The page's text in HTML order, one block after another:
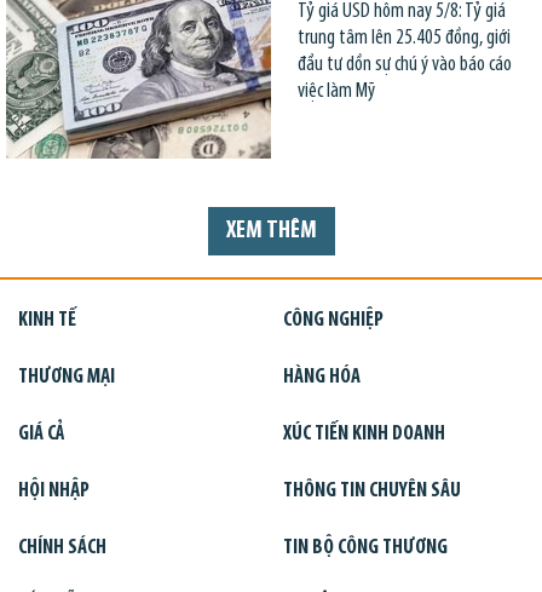
Tỷ giá USD hôm nay 5/8: Tỷ giá
trung tâm lên 25.405 đồng, giới
đầu tư dồn sự chú ý vào báo cáo
việc làm Mỹ
XEM THÊM
KINH TẾ CÔNG NGHIỆP
THƯƠNG MẠI HÀNG HÓA
GIÁ CẢ XÚC TIẾN KINH DOANH
HỘI NHẬP THÔNG TIN CHUYÊN SÂU
CHÍNH SÁCH TIN BỘ CÔNG THƯƠNG